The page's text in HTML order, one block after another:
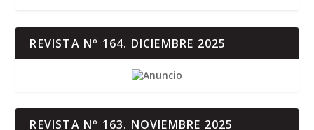
REVISTA Nº 164. DICIEMBRE 2025
REVISTA Nº 163. NOVIEMBRE 2025